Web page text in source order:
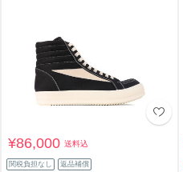
¥86,000送料込
関税負担なし 返品補償